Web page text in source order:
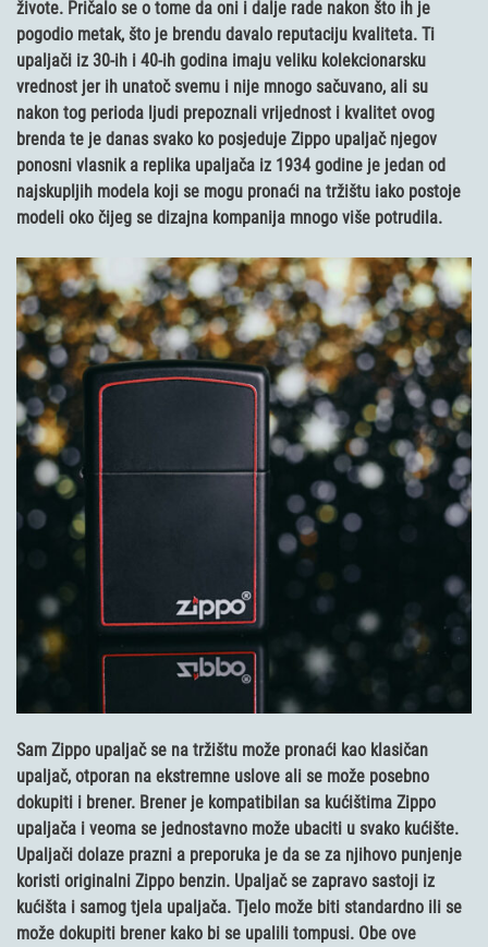
živote. Pričalo se o tome da oni i dalje rade nakon što ih je
pogodio metak, što je brendu davalo reputaciju kvaliteta. Ti
upaljači iz 30-ih i 40-ih godina imaju veliku kolekcionarsku
vrednost jer ih unatoč svemu i nije mnogo sačuvano, ali su
nakon tog perioda ljudi prepoznali vrijednost i kvalitet ovog
brenda te je danas svako ko posjeduje Zippo upaljač njegov
ponosni vlasnik a replika upaljača iz 1934 godine je jedan od
najskupljih modela koji se mogu pronaći na tržištu iako postoje
modeli oko čijeg se dizajna kompanija mnogo više potrudila.
Sam Zippo upaljač se na tržištu može pronaći kao klasičan
upaljač, otporan na ekstremne uslove ali se može posebno
dokupiti i brener. Brener je kompatibilan sa kućištima Zippo
upaljača i veoma se jednostavno može ubaciti u svako kućište.
Upaljači dolaze prazni a preporuka je da se za njihovo punjenje
koristi originalni Zippo benzin. Upaljač se zapravo sastoji iz
kućišta i samog tjela upaljača. Tjelo može biti standardno ili se
može dokupiti brener kako bi se upalili tompusi. Obe ove